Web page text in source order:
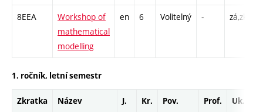
8EEA
Workshop of
mathematical
modelling
en 6 Volitelný - zá,zk
1. ročník, letní semestr
Zkratka Název J. Kr. Pov. Prof. Uk.